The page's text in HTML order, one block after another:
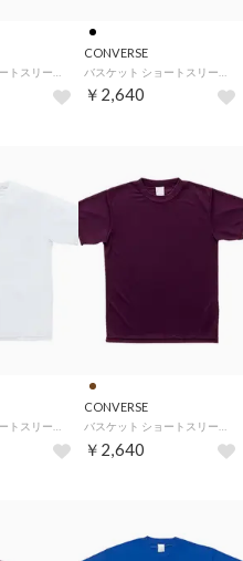
CONVERSE
￥2,640
CONVERSE
￥2,640